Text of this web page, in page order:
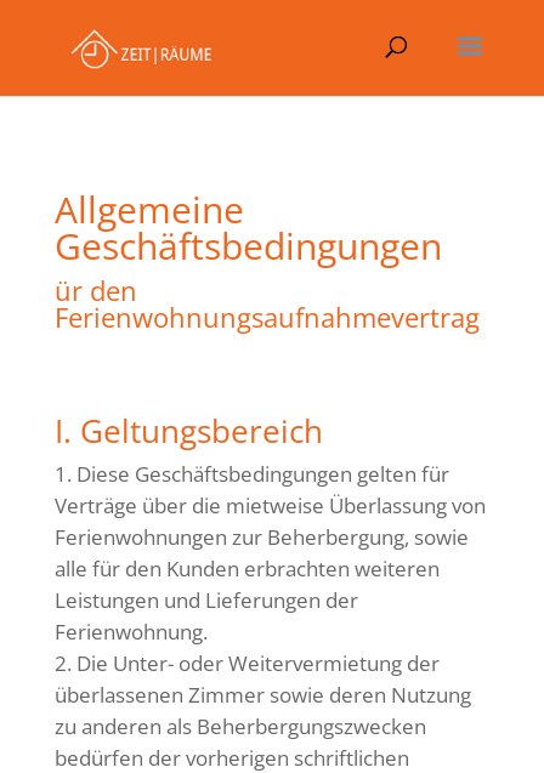
Allgemeine
Geschäftsbedingungen
ür den
Ferienwohnungsaufnahmevertrag
I. Geltungsbereich
Diese Geschäftsbedingungen gelten für
Verträge über die mietweise Überlassung von
Ferienwohnungen zur Beherbergung, sowie
alle für den Kunden erbrachten weiteren
Leistungen und Lieferungen der
Ferienwohnung.
Die Unter- oder Weitervermietung der
überlassenen Zimmer sowie deren Nutzung
zu anderen als Beherbergungszwecken
bedürfen der vorherigen schriftlichen